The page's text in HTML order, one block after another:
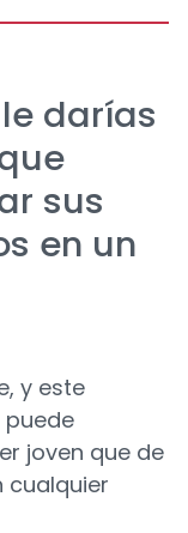
darías
sus
en un
y este
puede
joven que de
cualquier